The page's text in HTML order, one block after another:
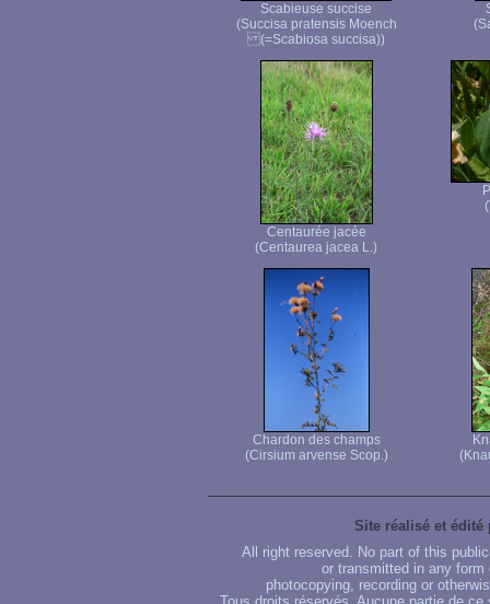
Scabieuse succise
(Succisa pratensis Moench
(=Scabiosa succisa))
Centaurée jacée
(Centaurea jacea L.)
Chardon des champs
(Cirsium arvense Scop.)
Site réalisé et édité
All right reserved. No part of this
or transmitted in any
photocopying, recording or